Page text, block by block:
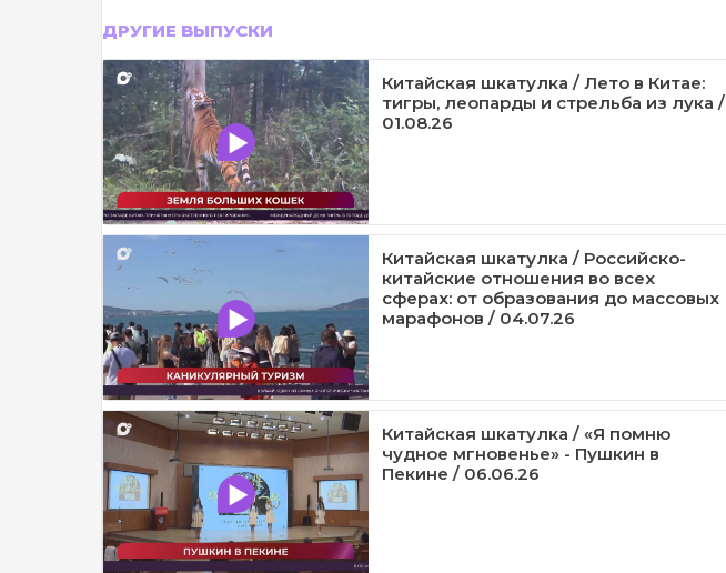
ДРУГИЕ ВЫПУСКИ
Китайская шкатулка / Лето в Китае:
тигры, леопарды и стрельба из лука /
01.08.26
Китайская шкатулка / Российско-
китайские отношения во всех
сферах: от образования до массовых
марафонов / 04.07.26
Китайская шкатулка / «Я помню
чудное мгновенье» - Пушкин в
Пекине / 06.06.26